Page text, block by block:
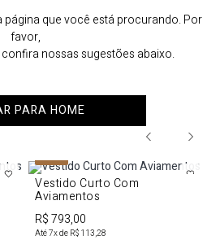
que você está procurando. Por
favor,
nossas sugestões abaixo.
PARA HOME
NEW IN
Vestido Curto Com
Aviamentos
R$ 793,00
Até7x de R$ 113,28